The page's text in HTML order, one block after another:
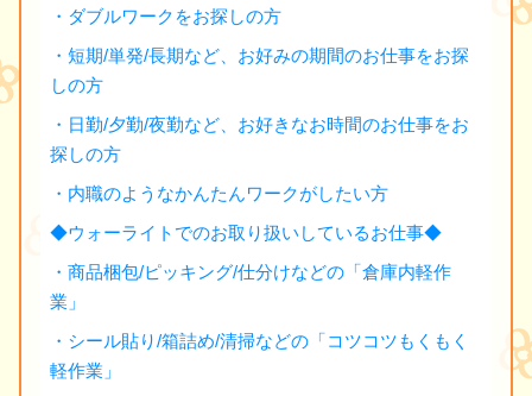
・ダブルワークをお探しの方
・短期/単発/長期など、お好みの期間のお仕事をお探
しの方
・日勤/夕勤/夜勤など、お好きなお時間のお仕事をお
探しの方
・内職のようなかんたんワークがしたい方
◆ウォーライトでのお取り扱いしているお仕事◆
・商品梱包/ピッキング/仕分けなどの「倉庫内軽作
業」
・シール貼り/箱詰め/清掃などの「コツコツもくもく
軽作業」